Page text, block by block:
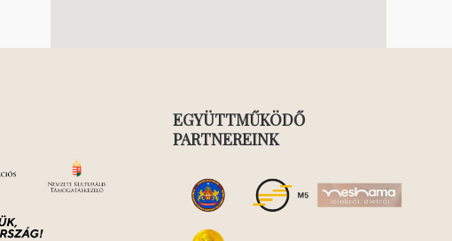
EGYÜTTMŰKÖDŐ
PARTNEREINK